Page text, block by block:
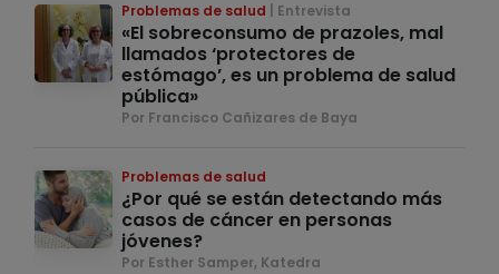
Problemas de salud Entrevista
«El sobreconsumo de prazoles, mal
llamados ‘protectores de
estómago’, es un problema de salud
pública»
Por Francisco Cañizares de Baya
Problemas de salud
¿Por qué se están detectando más
casos de cáncer en personas
jóvenes?
Por Esther Samper, Katedra